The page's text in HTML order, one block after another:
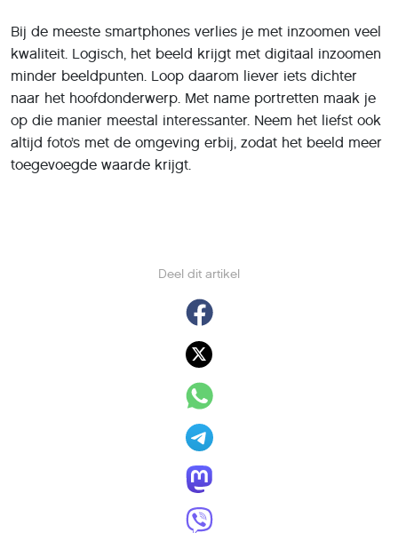
Deel dit artikel
Bij de meeste smartphones verlies je met inzoomen veel
kwaliteit. Logisch, het beeld krijgt met digitaal inzoomen
minder beeldpunten. Loop daarom liever iets dichter
naar het hoofdonderwerp. Met name portretten maak je
op die manier meestal interessanter. Neem het liefst ook
altijd foto’s met de omgeving erbij, zodat het beeld meer
toegevoegde waarde krijgt.